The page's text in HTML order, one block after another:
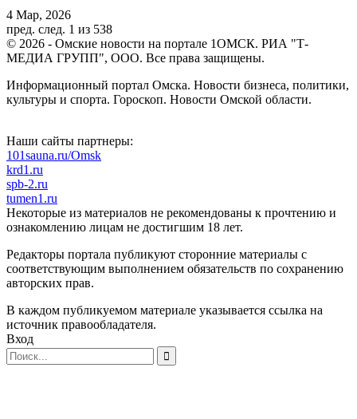
4 Мар, 2026
пред. след. 1 из 538
© 2026 - Омские новости на портале 1ОМСК. РИА "Т-
МЕДИА ГРУПП", ООО. Все права защищены.
Информационный портал Омска. Новости бизнеса, политики,
культуры и спорта. Гороскоп. Новости Омской области.
Наши сайты партнеры:
101sauna.ru/Omsk
krd1.ru
spb-2.ru
tumen1.ru
Некоторые из материалов не рекомендованы к прочтению и
ознакомлению лицам не достигшим 18 лет.
Редакторы портала публикуют сторонние материалы с
соответствующим выполнением обязательств по сохранению
авторских прав.
В каждом публикуемом материале указывается ссылка на
источник правообладателя.
Вход